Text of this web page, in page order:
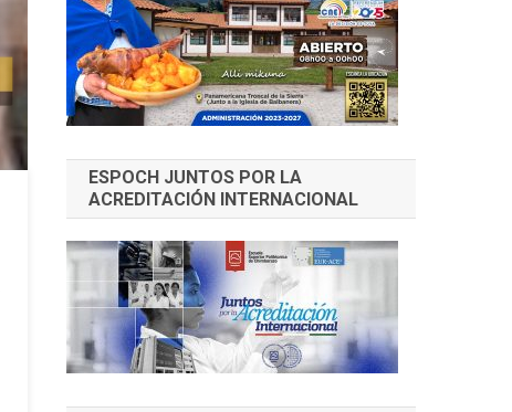
ESPOCH JUNTOS POR LA
ACREDITACIÓN INTERNACIONAL